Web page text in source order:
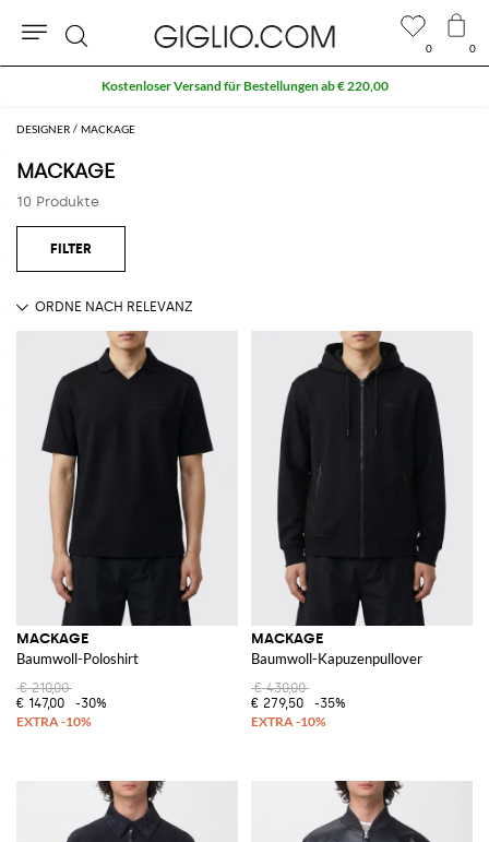
DESIGNER MACKAGE
MACKAGE
10 Produkte
MACKAGE
Baumwoll-Poloshirt
€ 210,00
€ 147,00
-30%
MACKAGE
Baumwoll-Kapuzenpullover
€ 430,00
€ 279,50
-35%
0 0
Suche
Kostenloser Versand für Bestellungen ab € 220,00